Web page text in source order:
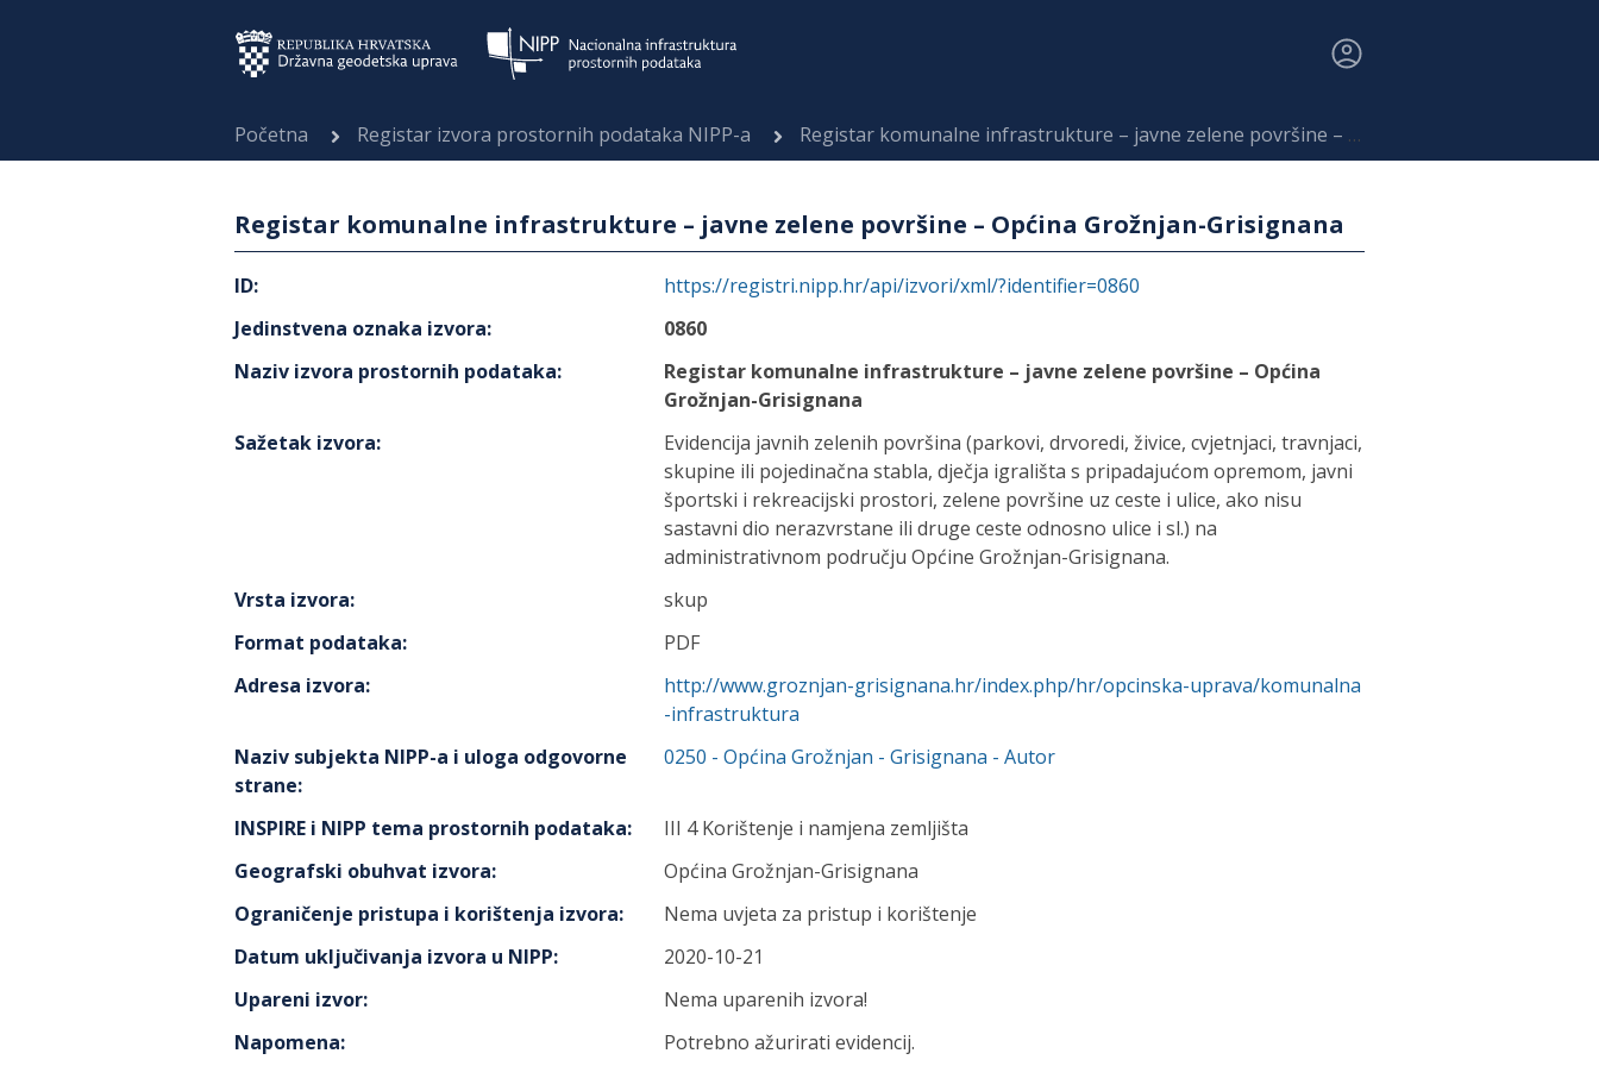
Početna Registar izvora prostornih podataka NIPP-a Registar komunalne infrastrukture – javne zelene površine – Općina Grožnjan-Grisignana
Registar komunalne infrastrukture – javne zelene površine – Općina Grožnjan-Grisignana
ID:
https://registri.nipp.hr/api/izvori/xml/?identifier=0860
Jedinstvena oznaka izvora:
0860
Naziv izvora prostornih podataka:
Registar komunalne infrastrukture – javne zelene površine – Općina
Grožnjan-Grisignana
Sažetak izvora:
Evidencija javnih zelenih površina (parkovi, drvoredi, živice, cvjetnjaci, travnjaci,
skupine ili pojedinačna stabla, dječja igrališta s pripadajućom opremom, javni
športski i rekreacijski prostori, zelene površine uz ceste i ulice, ako nisu
sastavni dio nerazvrstane ili druge ceste odnosno ulice i sl.) na
administrativnom području Općine Grožnjan-Grisignana.
Vrsta izvora:
skup
Format podataka:
PDF
Adresa izvora:
http://www.groznjan-grisignana.hr/index.php/hr/opcinska-uprava/komunalna
-infrastruktura
Naziv subjekta NIPP-a i uloga odgovorne
strane:
0250 - Općina Grožnjan - Grisignana - Autor
INSPIRE i NIPP tema prostornih podataka:
III 4 Korištenje i namjena zemljišta
Geografski obuhvat izvora:
Općina Grožnjan-Grisignana
Ograničenje pristupa i korištenja izvora:
Nema uvjeta za pristup i korištenje
Datum uključivanja izvora u NIPP:
2020-10-21
Upareni izvor:
Nema uparenih izvora!
Napomena: Potrebno ažurirati evidencij.